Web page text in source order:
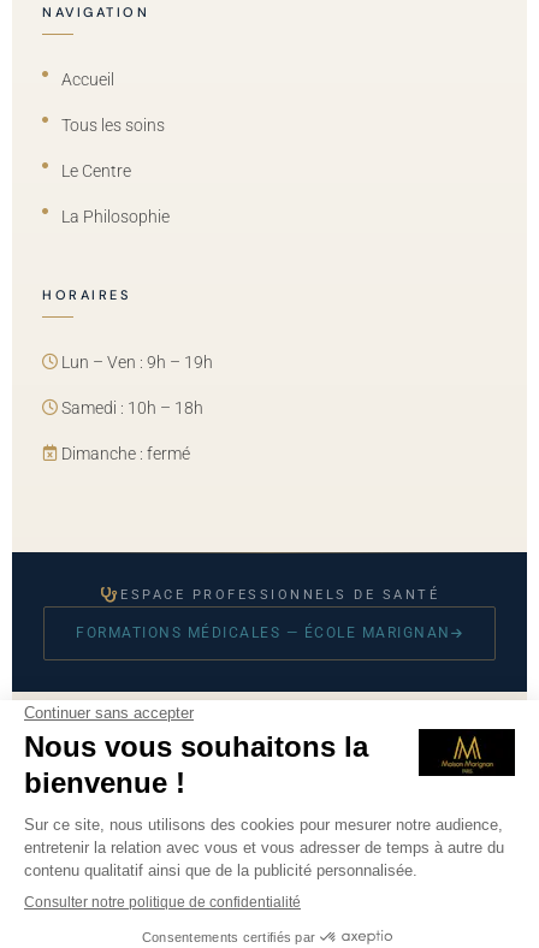
NAVIGATION
Accueil
Tous les soins
Le Centre
La Philosophie
HORAIRES
Lun – Ven : 9h – 19h
Samedi : 10h – 18h
Dimanche : fermé
ESPACE PROFESSIONNELS DE SANTÉ
FORMATIONS MÉDICALES — ÉCOLE MARIGNAN
© 2026 Maison Marignan — Tous droits réservés
Mentions légales CGU Politique de confidentialité